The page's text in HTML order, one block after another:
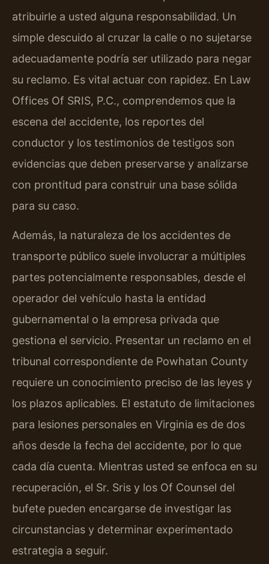
atribuirle a usted alguna responsabilidad. Un
simple descuido al cruzar la calle o no sujetarse
adecuadamente podría ser utilizado para negar
su reclamo. Es vital actuar con rapidez. En Law
Offices Of SRIS, P.C., comprendemos que la
escena del accidente, los reportes del
conductor y los testimonios de testigos son
evidencias que deben preservarse y analizarse
con prontitud para construir una base sólida
para su caso.
Además, la naturaleza de los accidentes de
transporte público suele involucrar a múltiples
partes potencialmente responsables, desde el
operador del vehículo hasta la entidad
gubernamental o la empresa privada que
gestiona el servicio. Presentar un reclamo en el
tribunal correspondiente de Powhatan County
requiere un conocimiento preciso de las leyes y
los plazos aplicables. El estatuto de limitaciones
para lesiones personales en Virginia es de dos
años desde la fecha del accidente, por lo que
cada día cuenta. Mientras usted se enfoca en su
recuperación, el Sr. Sris y los Of Counsel del
bufete pueden encargarse de investigar las
circunstancias y determinar experimentado
estrategia a seguir.